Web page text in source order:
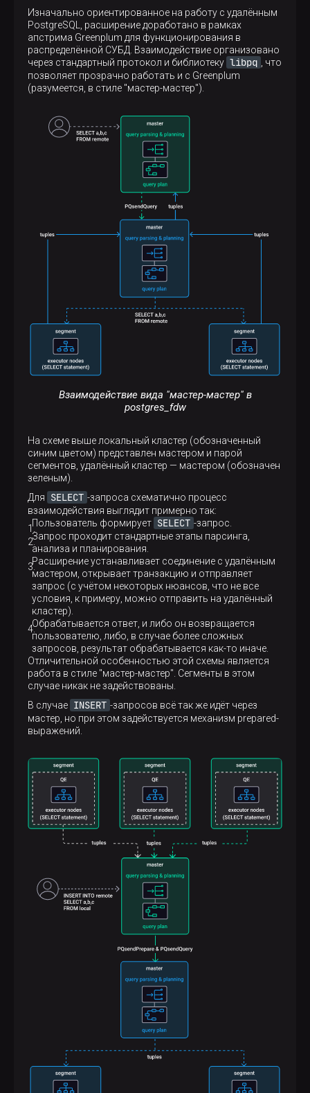
Изначально ориентированное на работу с удалённым
PostgreSQL, расширение доработано в рамках
апстрима Greenplum для функционирования в
распределённой СУБД. Взаимодействие организовано
через стандартный протокол и библиотеку libpq
, что
позволяет прозрачно работать и с Greenplum
(разумеется, в стиле "мастер-мастер").
Взаимодействие вида "мастер-мастер" в
postgres_fdw
На схеме выше локальный кластер (обозначенный
синим цветом) представлен мастером и парой
сегментов, удалённый кластер — мастером (обозначен
зеленым).
Для
SELECT -запроса схематично процесс
взаимодействия выглядит примерно так:
Пользователь формирует SELECT -запрос.
Запрос проходит стандартные этапы парсинга,
анализа и планирования.
Расширение устанавливает соединение с удалённым
мастером, открывает транзакцию и отправляет
запрос (с учётом некоторых нюансов, что не все
условия, к примеру, можно отправить на удалённый
кластер).
Обрабатывается ответ, и либо он возвращается
пользователю, либо, в случае более сложных
запросов, результат обрабатывается как-то иначе.
Отличительной особенностью этой схемы является
работа в стиле "мастер-мастер". Сегменты в этом
случае никак не задействованы.
В случае INSERT -запросов всё так же идёт через
мастер, но при этом задействуется механизм prepared-
выражений.